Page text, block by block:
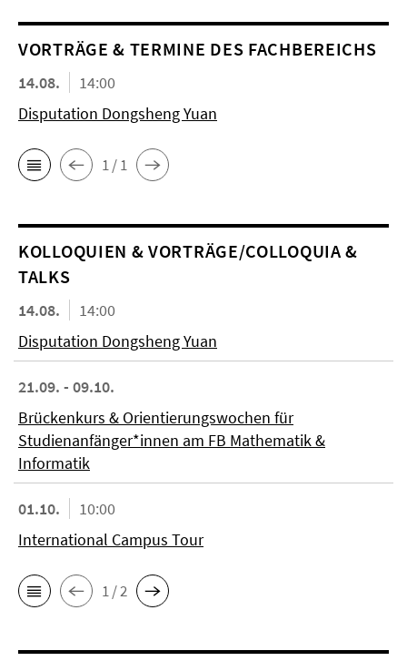
VORTRÄGE & TERMINE DES FACHBEREICHS
14.08.
14:00
Disputation Dongsheng Yuan
1 / 1
KOL­LO­QUIEN & VORTRÄGE/COLLOQUIA &
TALKS
14.08.
14:00
Disputation Dongsheng Yuan
21.09. - 09.10.
Brückenkurs & Orientierungswochen für
Studienanfänger*innen am FB Mathematik &
Informatik
01.10.
10:00
International Campus Tour
1 / 2